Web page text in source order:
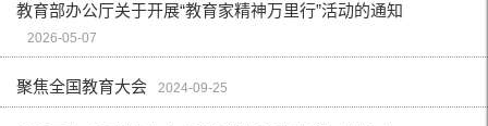
教育部办公厅关于开展“教育家精神万里行”活动的通知
2026-05-07
聚焦全国教育大会 2024-09-25